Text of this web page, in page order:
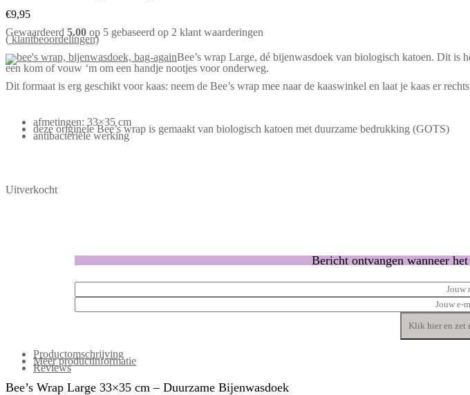
€9,95
Gewaardeerd 5.00 op 5 gebaseerd op 2 klant waarderingen
(klantbeoordelingen)
Bee’s wrap Large, dé bijenwasdoek van biologisch katoen. Dit is
een kom of vouw ‘m om een handje nootjes voor onderweg.
Dit formaat is erg geschikt voor kaas: neem de Bee’s wrap mee naar de kaaswinkel en laat je kaas er
afmetingen: 33×35 cm
deze originele Bee’s wrap is gemaakt van biologisch katoen met duurzame bedrukking (GOTS)
antibacteriële werking
Uitverkocht
Bericht ontvangen wanneer
Productomschrijving
Meer productinformatie
Reviews
Bee’s Wrap Large 33×35 cm – Duurzame Bijenwasdoek